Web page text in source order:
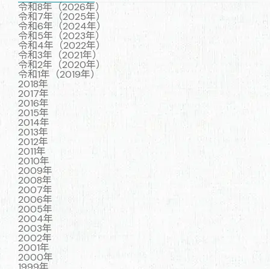
令和8年（2026年）
令和7年（2025年）
令和6年（2024年）
令和5年（2023年）
令和4年（2022年）
令和3年（2021年）
令和2年（2020年）
令和1年（2019年）
2018年
2017年
2016年
2015年
2014年
2013年
2012年
2011年
2010年
2009年
2008年
2007年
2006年
2005年
2004年
2003年
2002年
2001年
2000年